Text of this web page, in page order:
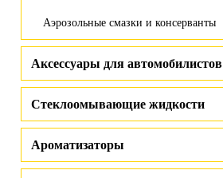
Аэрозольные смазки и консерванты
Аксессуары для автомобилистов
Стеклоомывающие жидкости
Ароматизаторы